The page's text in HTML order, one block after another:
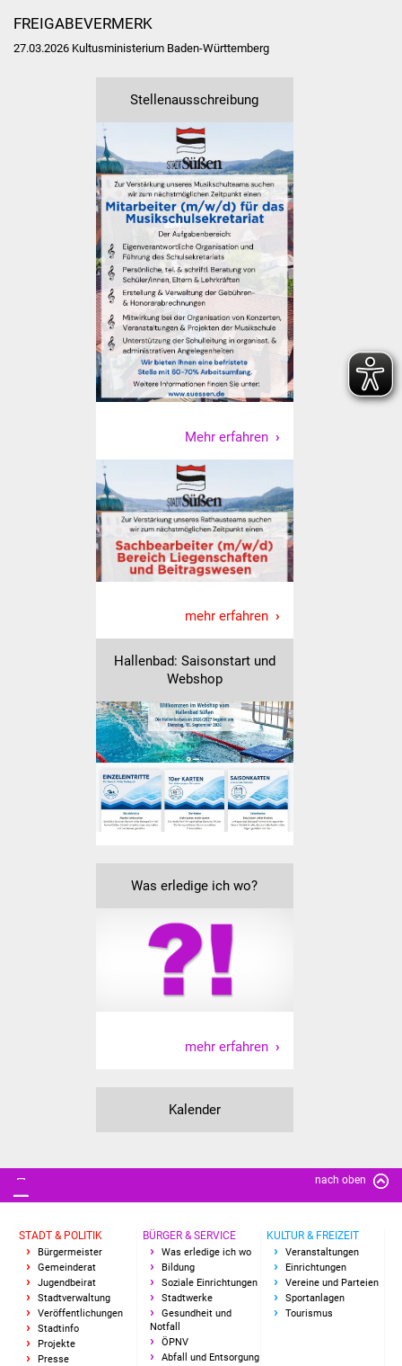
Kinder und Jugendliche
Schülerferienprogramm
Migration und Integration
Freundeskreis Asyl
Ukraine-Hilfe
Wohnen
Bauen in Süßen
Wohnimmobilien +
Baugrundstücke
Haushalt & Infos
Wirtschaftsförderung
Gewerbeimmobilien
IKG Auen
Ausschreibungen
Öffentliche
Ausschreibung
Europaweite
Ausschreibung
Beschränkte
Ausschreibung
Gewerbe - Selbsteintrag
FREIGABEVERMERK
27.03.2026 Kultusministerium Baden-Württemberg
Stellenausschreibung
Mehr erfahren
mehr erfahren
Hallenbad: Saisonstart und
Webshop
Was erledige ich wo?
mehr erfahren
Kalender
nach oben
STADT & POLITIK
Bürgermeister
Gemeinderat
Jugendbeirat
Stadtverwaltung
Veröffentlichungen
Stadtinfo
Projekte
Presse
BÜRGER & SERVICE
Was erledige ich wo
Bildung
Soziale Einrichtungen
Stadtwerke
Gesundheit und
Notfall
ÖPNV
Abfall und Entsorgung
KULTUR & FREIZEIT
Veranstaltungen
Einrichtungen
Vereine und Parteien
Sportanlagen
Tourismus